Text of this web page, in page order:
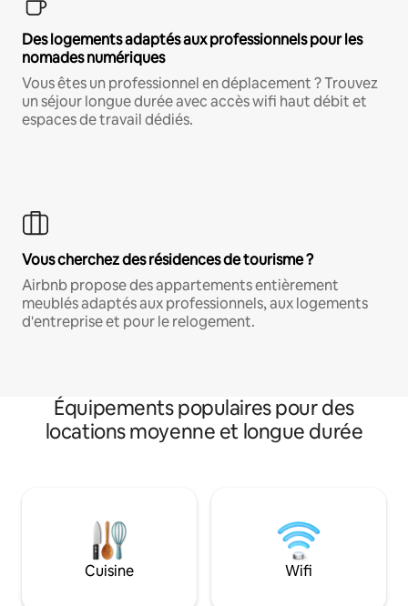
Des logements adaptés aux professionnels pour les
nomades numériques
Vous êtes un professionnel en déplacement ? Trouvez
un séjour longue durée avec accès wifi haut débit et
espaces de travail dédiés.
Vous cherchez des résidences de tourisme ?
Airbnb propose des appartements entièrement
meublés adaptés aux professionnels, aux logements
d'entreprise et pour le relogement.
Équipements populaires pour des
locations moyenne et longue durée
Cuisine Wifi